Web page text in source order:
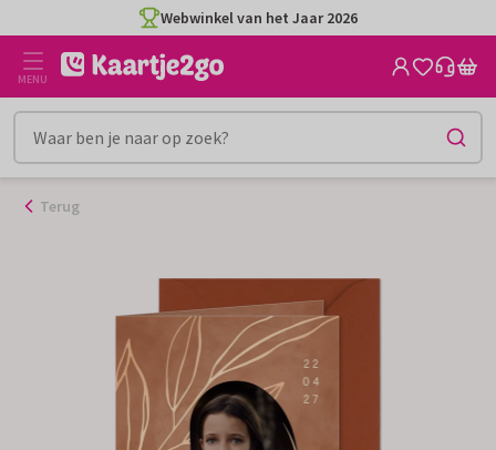
naar
inhoud
Webwinkel van het Jaar 2026
MENU
Terug